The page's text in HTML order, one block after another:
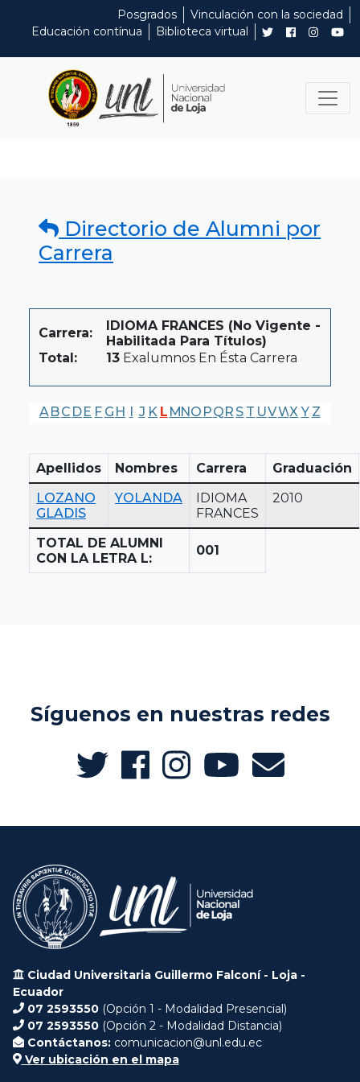
Posgrados
Vinculación con la sociedad
Educación contínua
Biblioteca virtual
Directorio de Alumni por
Carrera
Carrera:
IDIOMA FRANCES (No Vigente -
Habilitada Para Títulos)
Total:
13 Exalumnos En Ésta Carrera
A BC DE F G H I J K L MNO PQR S T UVWX Y Z
Apellidos Nombres Carrera
Graduación
LOZANO
GLADIS
YOLANDA
IDIOMA
FRANCES
2010
TOTAL DE ALUMNI
CON LA LETRA L:
001
Síguenos en nuestras redes
Ciudad Universitaria Guillermo Falconí - Loja -
Ecuador
07 2593550 (Opción 1 - Modalidad Presencial)
07 2593550 (Opción 2 - Modalidad Distancia)
Contáctanos: comunicacion@unl.edu.ec
Ver ubicación en el mapa